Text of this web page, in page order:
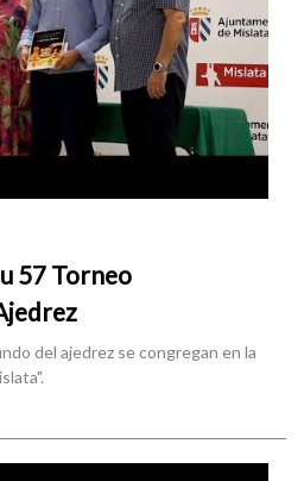
57 Torneo
del ajedrez se congregan en la